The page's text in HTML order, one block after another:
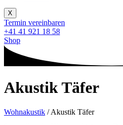
X
Termin vereinbaren
+41 41 921 18 58
Shop
Akustik Täfer
Wohnakustik /Akustik Täfer